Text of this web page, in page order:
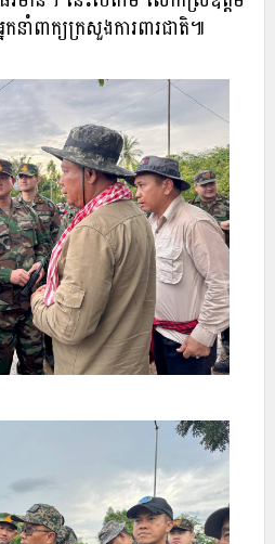
ពាក្យក្រសួងការពារជាតិ៕